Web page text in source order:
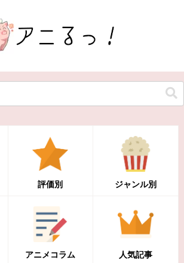
評価別 ジャンル別
アニメコラム 人気記事